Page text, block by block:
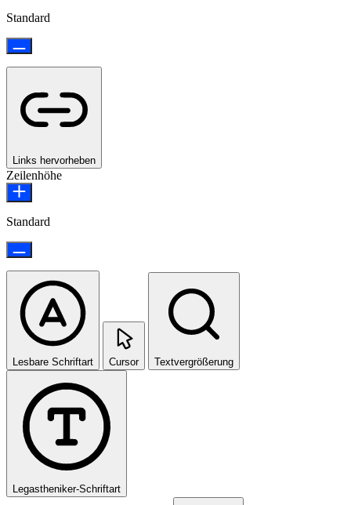
Standard
Links hervorheben
Zeilenhöhe
Standard
Lesbare Schriftart Cursor Textvergrößerung
Legastheniker-Schriftart